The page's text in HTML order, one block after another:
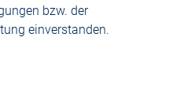
bzw. der
einverstanden.